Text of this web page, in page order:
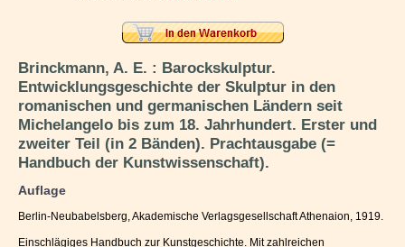
Brinckmann, A. E. : Barockskulptur.
Entwicklungsgeschichte der Skulptur in den
romanischen und germanischen Ländern seit
Michelangelo bis zum 18. Jahrhundert. Erster und
zweiter Teil (in 2 Bänden). Prachtausgabe (=
Handbuch der Kunstwissenschaft).
Auflage
Berlin-Neubabelsberg, Akademische Verlagsgesellschaft Athenaion, 1919.
Einschlägiges Handbuch zur Kunstgeschichte. Mit zahlreichen